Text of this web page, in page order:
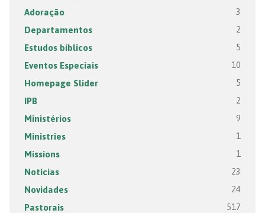
Adoração 3
Departamentos 2
Estudos bíblicos 5
Eventos Especiais 10
Homepage Slider 5
IPB 2
Ministérios 9
Ministries 1
Missions 1
Notícias 23
Novidades 24
Pastorais 517